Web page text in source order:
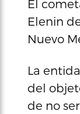
El
Elenin
Nuevo
La
del
de no